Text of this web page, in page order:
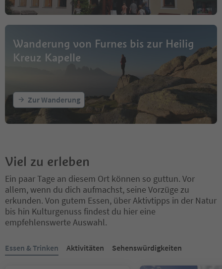
Wanderung von Furnes bis zur Heilig
Kreuz Kapelle
Zur Wanderung
Viel zu erleben
Ein paar Tage an diesem Ort können so guttun. Vor
allem, wenn du dich aufmachst, seine Vorzüge zu
erkunden. Von gutem Essen, über Aktivtipps in der Natur
bis hin Kulturgenuss findest du hier eine
empfehlenswerte Auswahl.
Essen & Trinken Aktivitäten Sehenswürdigkeiten